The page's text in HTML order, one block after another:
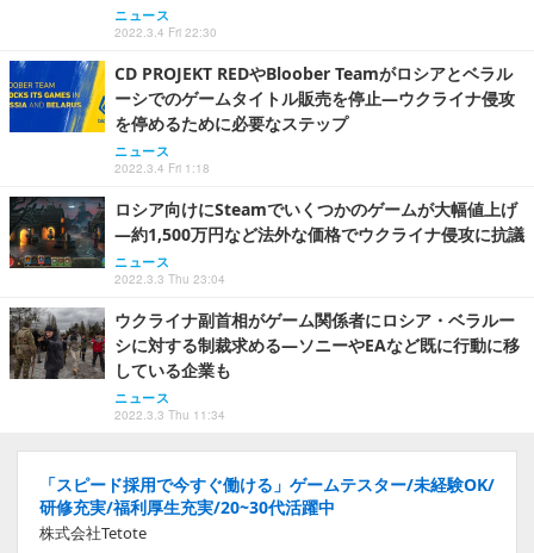
ニュース
2022.3.4 Fri 22:30
CD PROJEKT REDやBloober Teamがロシアとベラル
ーシでのゲームタイトル販売を停止―ウクライナ侵攻
を停めるために必要なステップ
ニュース
2022.3.4 Fri 1:18
ロシア向けにSteamでいくつかのゲームが大幅値上げ
―約1,500万円など法外な価格でウクライナ侵攻に抗議
ニュース
2022.3.3 Thu 23:04
ウクライナ副首相がゲーム関係者にロシア・ベラルー
シに対する制裁求める―ソニーやEAなど既に行動に移
している企業も
ニュース
2022.3.3 Thu 11:34
「スピード採用で今すぐ働ける」ゲームテスター/未経験OK/
研修充実/福利厚生充実/20~30代活躍中
株式会社Tetote